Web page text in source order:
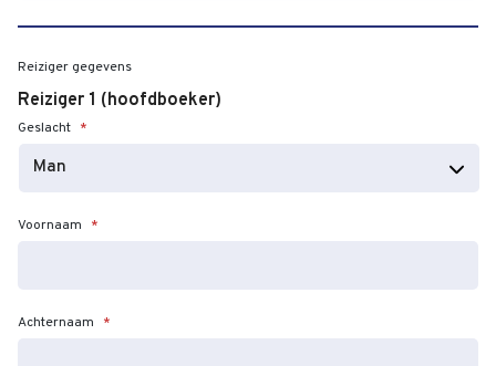
Reiziger gegevens
Reiziger 1 (hoofdboeker)
Geslacht *
Voornaam *
Achternaam *